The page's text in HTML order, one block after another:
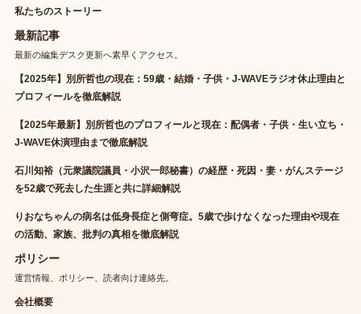
私たちのストーリー
最新記事
最新の編集デスク更新へ素早くアクセス。
【2025年】別所哲也の現在：59歳・結婚・子供・J-WAVEラジオ休止理由と
プロフィールを徹底解説
【2025年最新】別所哲也のプロフィールと現在：配偶者・子供・生い立ち・
J-WAVE休演理由まで徹底解説
石川知裕（元衆議院議員・小沢一郎秘書）の経歴・死因・妻・がんステージ
を52歳で死去した生涯と共に詳細解説
りおなちゃんの病名は低身長症と側弯症。5歳で歩けなくなった理由や現在
の活動、家族、批判の真相を徹底解説
ポリシー
運営情報、ポリシー、読者向け連絡先。
会社概要